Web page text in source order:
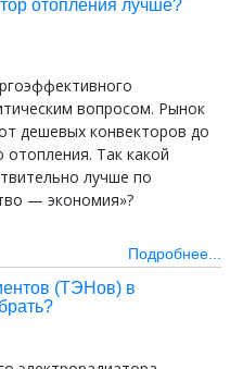
отопления лучше?
вопросом. Рынок
дешевых конвекторов до
Так какой
лучше по
— экономия»?
Подробнее...
(ТЭНов) в